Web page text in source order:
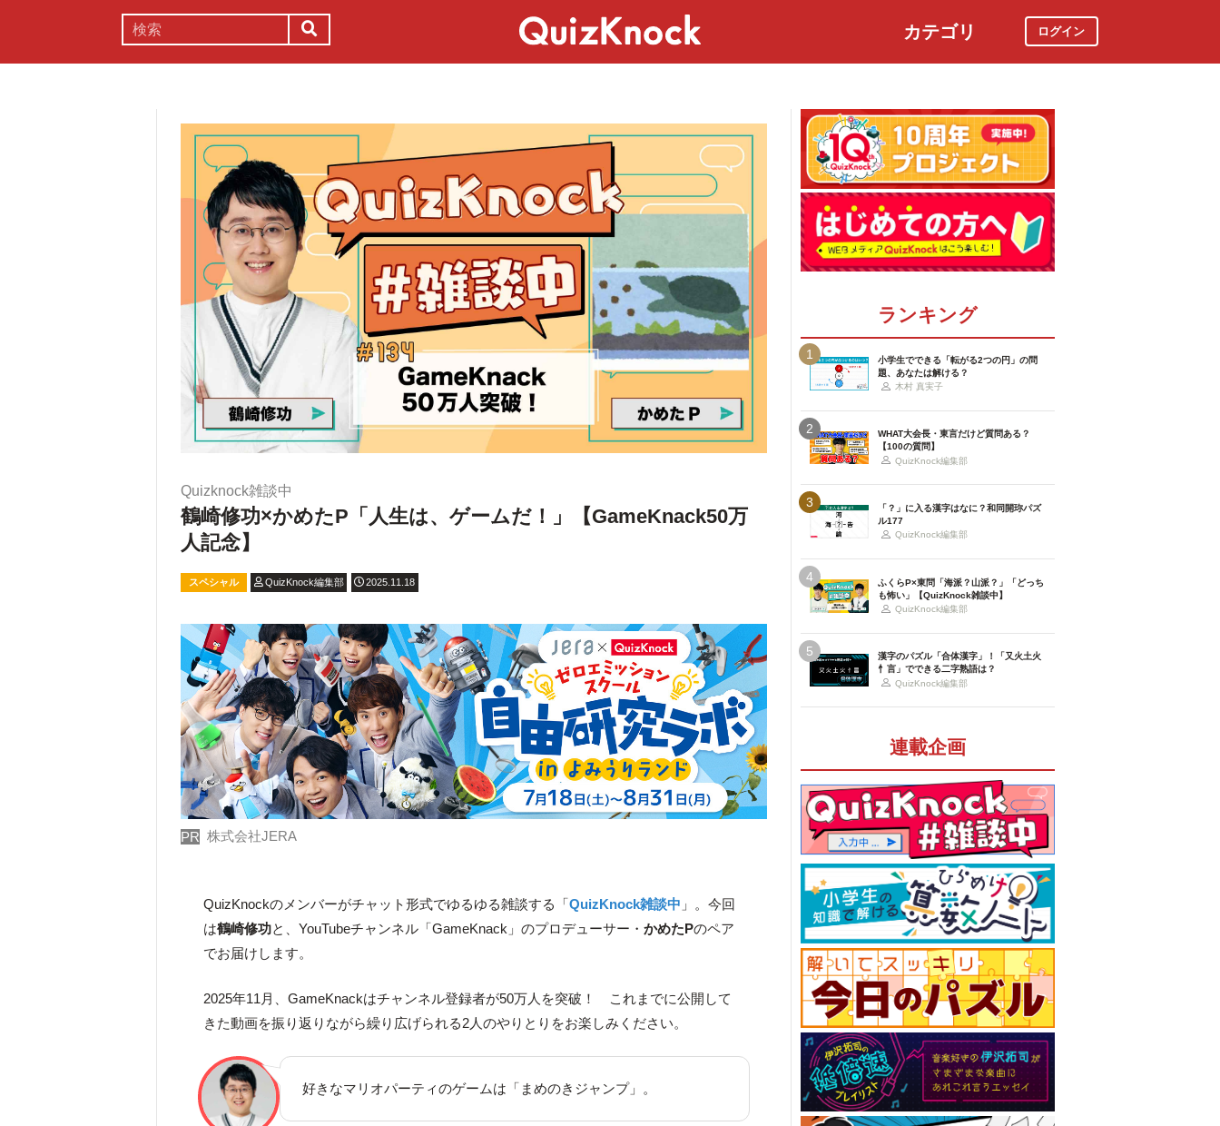
カテゴリ ログイン
Quizknock雑談中
鶴崎修功×かめたP「人生は、ゲームだ！」【GameKnack50万
人記念】
スペシャル QuizKnock編集部 2025.11.18
PR 株式会社JERA
QuizKnockのメンバーがチャット形式でゆるゆる雑談する「QuizKnock雑談中 」。今回
は鶴崎修功と、YouTubeチャンネル「GameKnack」のプロデューサー・かめたPのペア
でお届けします。
2025年11月、GameKnackはチャンネル登録者が50万人を突破！ これまでに公開して
きた動画を振り返りながら繰り広げられる2人のやりとりをお楽しみください。
好きなマリオパーティのゲームは「まめのきジャンプ」。
ランキング
1
小学生でできる「転がる2つの円」の問
題、あなたは解ける？
木村 真実子
2
WHAT大会長・東言だけど質問ある？
【100の質問】
QuizKnock編集部
3
「？」に入る漢字はなに？和同開珎パズ
ル177
QuizKnock編集部
4
ふくらP×東問「海派？山派？」「どっち
も怖い」【QuizKnock雑談中】
QuizKnock編集部
5
漢字のパズル「合体漢字」！「又火土火
忄言」でできる二字熟語は？
QuizKnock編集部
連載企画